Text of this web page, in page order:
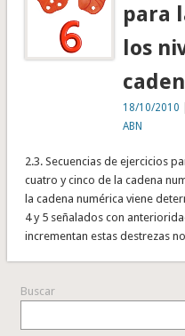
para
los
18/10/2010
ABN
2.3. Secuencias de ejercicios
cuatro y cinco de la cadena
la cadena numérica viene
4 y 5 señalados con
incrementan estas destrezas
Buscar